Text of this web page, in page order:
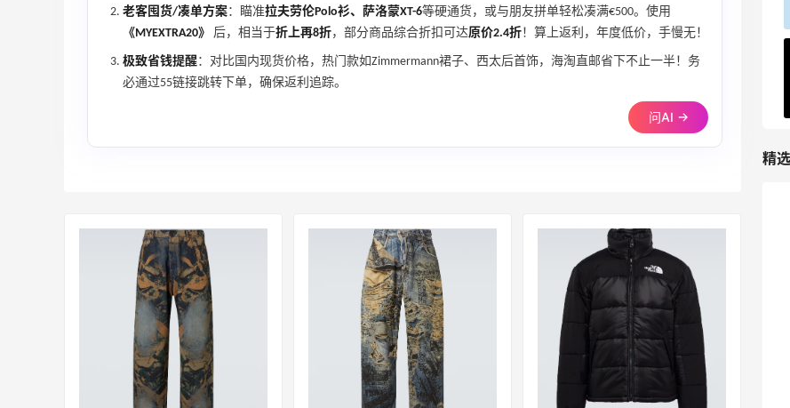
老客囤货/凑单方案：瞄准拉夫劳伦Polo衫、萨洛蒙XT-6等硬通货，或与朋友拼单轻松凑满€500。使用
《MYEXTRA20》
后，相当于折上再8折，部分商品综合折扣可达原价2.4折！算上返利，年度低价，手慢无！
极致省钱提醒：对比国内现货价格，热门款如Zimmermann裙子、西太后首饰，海淘直邮省下不止一半！务
必通过55链接跳转下单，确保返利追踪。
问AI →
5138人获得返利
Matte Collection
精
膜+2片眼膜
08月07日 1
京东薅面膜太爽啦～每天都可以收货面膜
08月07日 1
Julian Bakery乳清蛋白棒 | 配料干净到感
08月07日